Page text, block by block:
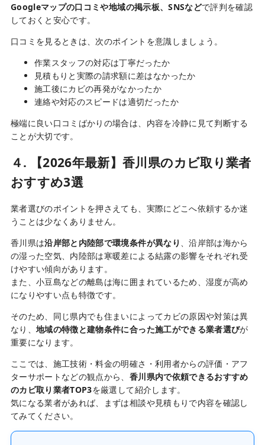
Googleマップの口コミや地域の掲示板、SNSなどで評判を確認
しておくと安心です。
口コミを見るときは、次のポイントを意識しましょう。
作業スタッフの対応は丁寧だったか
見積もりと実際の請求額に差はなかったか
施工後にカビの再発がなかったか
連絡や対応のスピードは適切だったか
極端に良い口コミばかりの場合は、内容を冷静に見て判断する
ことが大切です。
４. 【2026年最新】香川県のカビ取り業者
おすすめ3選
業者選びのポイントを押さえても、実際にどこへ依頼するか迷
うことは少なくありません。
香川県は沿岸部と内陸部で環境条件が異なり 、沿岸部は海から
の湿った空気、内陸部は寒暖差による結露の影響をそれぞれ受
けやすい傾向があります。
また、小豆島などの離島は海に囲まれているため、湿度が高め
になりやすい点も特徴です。
そのため、同じ県内でも住まいによってカビの原因や対策は異
なり、 地域の特徴と建物条件に合った施工ができる業者選びが
重要になります。
ここでは、施工技術・料金の明確さ・利用者からの評価・アフ
ターサポートなどの観点から、 香川県内で依頼できるおすすめ
のカビ取り業者TOP3を厳選して紹介します。
気になる業者があれば、まずは相談や見積もりで内容を確認し
てみてください。